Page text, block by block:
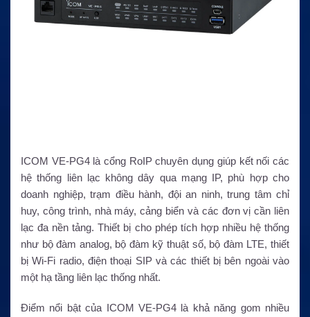
ICOM VE-PG4 là cổng RoIP chuyên dụng giúp kết nối các
hệ thống liên lạc không dây qua mạng IP, phù hợp cho
doanh nghiệp, trạm điều hành, đội an ninh, trung tâm chỉ
huy, công trình, nhà máy, cảng biển và các đơn vị cần liên
lạc đa nền tảng. Thiết bị cho phép tích hợp nhiều hệ thống
như bộ đàm analog, bộ đàm kỹ thuật số, bộ đàm LTE, thiết
bị Wi-Fi radio, điện thoại SIP và các thiết bị bên ngoài vào
một hạ tầng liên lạc thống nhất.
Điểm nổi bật của ICOM VE-PG4 là khả năng gom nhiều